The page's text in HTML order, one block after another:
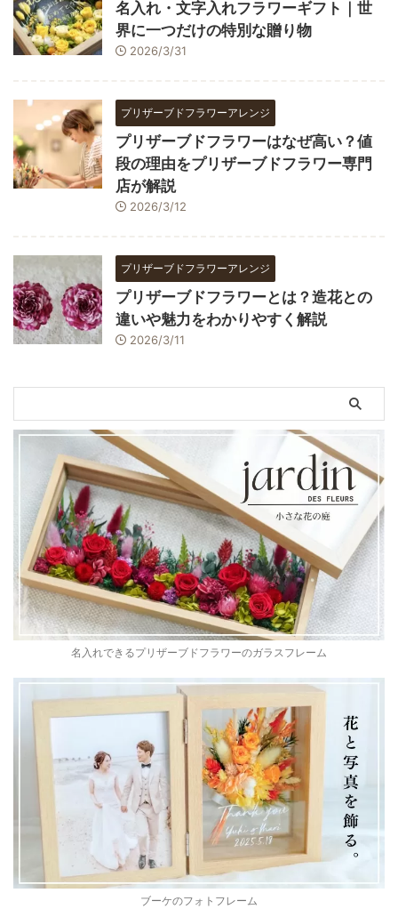
名入れ・文字入れフラワーギフト｜世
界に一つだけの特別な贈り物
2026/3/31
プリザーブドフラワーアレンジ
プリザーブドフラワーはなぜ高い？値
段の理由をプリザーブドフラワー専門
店が解説
2026/3/12
プリザーブドフラワーアレンジ
プリザーブドフラワーとは？造花との
違いや魅力をわかりやすく解説
2026/3/11
名入れできるプリザーブドフラワーのガラスフレーム
ブーケのフォトフレーム